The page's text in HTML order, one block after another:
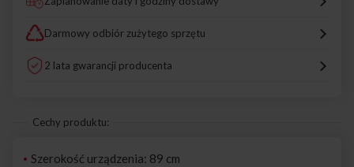
Darmowy odbiór zużytego sprzętu
2 lata gwarancji producenta
Cechy produktu:
Szerokość urządzenia: 89 cm